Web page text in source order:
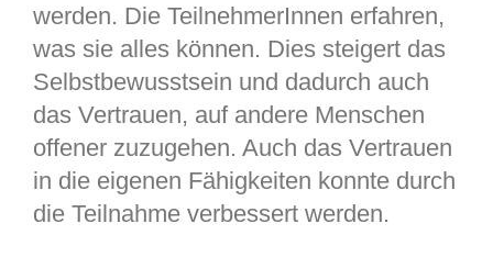
werden. Die TeilnehmerInnen erfahren,
was sie alles können. Dies steigert das
Selbstbewusstsein und dadurch auch
das Vertrauen, auf andere Menschen
offener zuzugehen. Auch das Vertrauen
in die eigenen Fähigkeiten konnte durch
die Teilnahme verbessert werden.